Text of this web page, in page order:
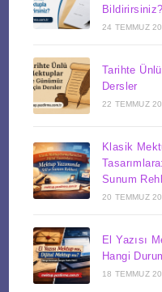
Bildirirsiniz?
24 TEMMUZ
Tarihte
Dersler
22 TEMMUZ
Klasik
Sunum
20 TEMMUZ
El Yazısı
Hangi
18 TEMMUZ